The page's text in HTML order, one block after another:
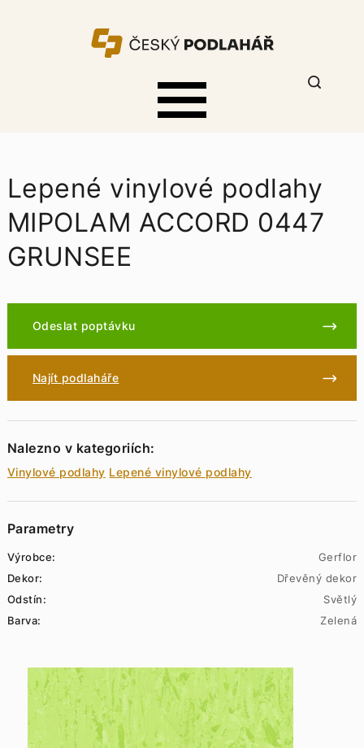
Lepené vinylové podlahy
MIPOLAM ACCORD 0447
GRUNSEE
Odeslat poptávku
Najít podlaháře
Nalezno v kategoriích:
Vinylové podlahy Lepené vinylové podlahy
Parametry
Výrobce:
Gerflor
Dekor:
Dřevěný dekor
Odstín:
Světlý
Barva:
Zelená